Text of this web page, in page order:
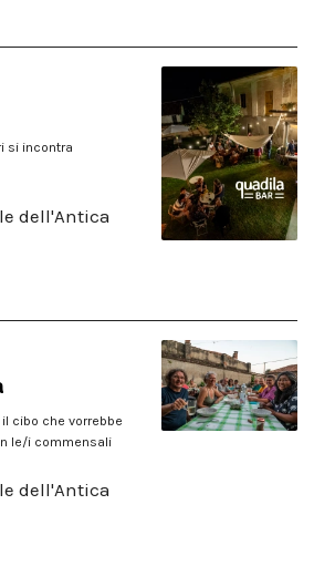
si incontra
dell'Antica
cibo che vorrebbe
le/i commensali
dell'Antica